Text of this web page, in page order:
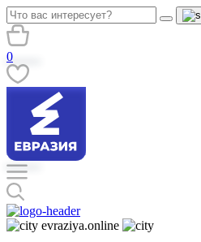
0
evraziya.online